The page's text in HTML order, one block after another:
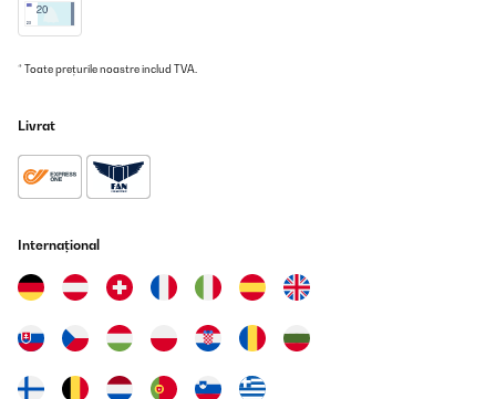
für den Hausgebrauch für Brot ( Sauerteig ohne Hefe mit Roggen
Teig auf drei oder vier Portionen. Das Brot wird super gut
gemischt und bekommt ein wunderbare Qualität wie aus einer
Wenn man sich an die Mengenangaben hält ist die Maschine
auch gut sauber zumachen.
Traducere
Obwohl der Motor dieser Maschine nach 3 stufe laut ist, macht
jedes Gerät - Knett, Fleischwolf und Mixer seine Arbeit sehr
* Toate prețurile noastre includ TVA.
Livrat
Internațional